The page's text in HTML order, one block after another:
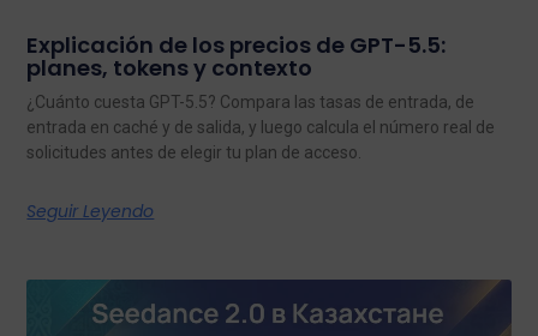
Explicación de los precios de GPT-5.5:
planes, tokens y contexto
¿Cuánto cuesta GPT-5.5? Compara las tasas de entrada, de
entrada en caché y de salida, y luego calcula el número real de
solicitudes antes de elegir tu plan de acceso.
Seguir Leyendo